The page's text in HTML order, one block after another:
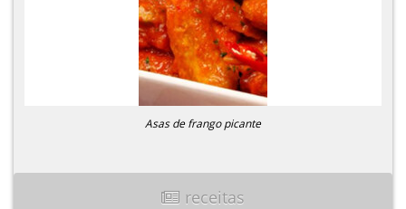
Asas de frango picante
receitas